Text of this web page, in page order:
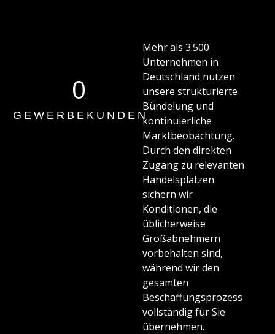
GEWERBEKUNDEN
0
Mehr als 3.500
Unternehmen in
Deutschland nutzen
unsere strukturierte
Bündelung und
kontinuierliche
Marktbeobachtung.
Durch den direkten
Zugang zu relevanten
Handelsplätzen
sichern wir
Konditionen, die
üblicherweise
Großabnehmern
vorbehalten sind,
während wir den
gesamten
Beschaffungsprozess
vollständig für Sie
übernehmen.